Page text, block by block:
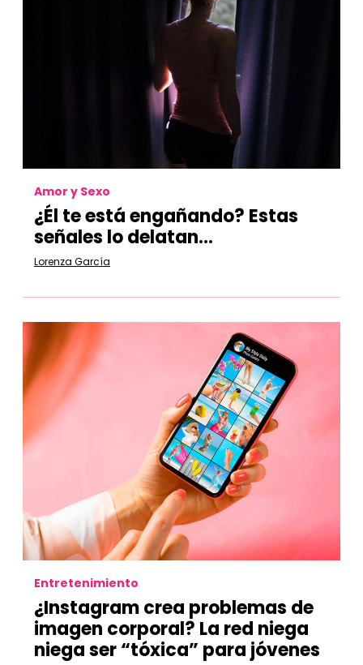
Amor y Sexo
¿Él te está engañando? Estas
señales lo delatan...
Lorenza García
Entretenimiento
¿Instagram crea problemas de
imagen corporal? La red niega
niega ser “tóxica” para jóvenes